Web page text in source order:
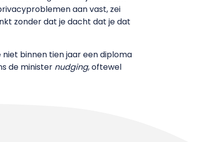
aan vast, zei
zonder dat je dacht dat je dat
binnen tien jaar een diploma
de minister nudging, oftewel